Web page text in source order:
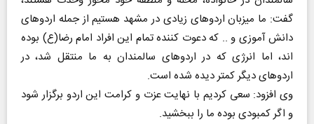
گفت: ما میزبان اردوهای زیادی در مشهد هستیم از جمله اردوهای
دانش آموزی و .. که دعوت کننده تمام این افراد امام رضا(ع) بوده
اند، اما انرژی که در اردوهای سالمندان به ما منتقل شد، در
اردوهای دیگر کمتر دیده شده است.
وی افزود: سعی کردیم با نهایت عزت و کرامت این اردو برگزار شود
و اگر کمبودی بوده ما را ببخشید.